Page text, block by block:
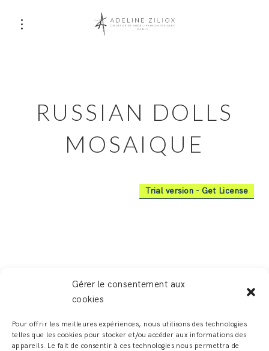
Gérer le consentement aux
cookies
Pour offrir les meilleures expériences, nous utilisons des technologies
telles que les cookies pour stocker et/ou accéder aux informations des
appareils. Le fait de consentir à ces technologies nous permettra de
RUSSIAN DOLLS
MOSAIQUE
Trial version - Get License